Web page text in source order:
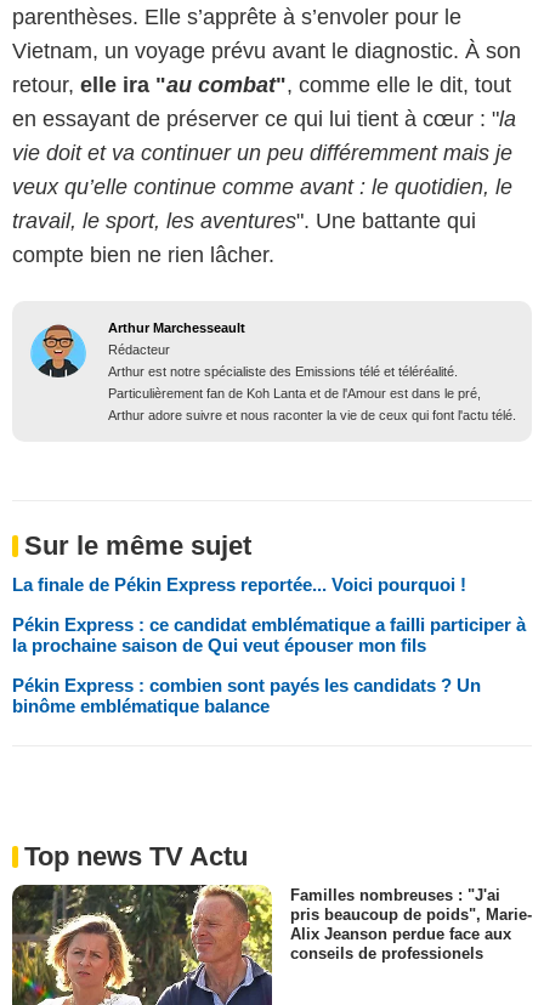
parenthèses. Elle s’apprête à s’envoler pour le
Vietnam, un voyage prévu avant le diagnostic. À son
retour, elle ira "au combat", comme elle le dit, tout
en essayant de préserver ce qui lui tient à cœur : "la
vie doit et va continuer un peu différemment mais je
veux qu’elle continue comme avant : le quotidien, le
travail, le sport, les aventures". Une battante qui
compte bien ne rien lâcher.
Arthur Marchesseault
Rédacteur
Arthur est notre spécialiste des Emissions télé et téléréalité.
Particulièrement fan de Koh Lanta et de l'Amour est dans le pré,
Arthur adore suivre et nous raconter la vie de ceux qui font l'actu télé.
Sur le même sujet
La finale de Pékin Express reportée... Voici pourquoi !
Pékin Express : ce candidat emblématique a failli participer à
la prochaine saison de Qui veut épouser mon fils
Pékin Express : combien sont payés les candidats ? Un
binôme emblématique balance
Top news TV Actu
Familles nombreuses : "J'ai
pris beaucoup de poids", Marie-
Alix Jeanson perdue face aux
conseils de professionels